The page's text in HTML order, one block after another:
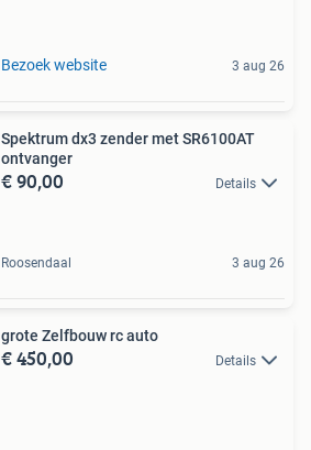
Bezoek website 3 aug 26
Spektrum dx3 zender met SR6100AT
ontvanger
€ 90,00 Details
Roosendaal 3 aug 26
grote Zelfbouw rc auto
€ 450,00 Details